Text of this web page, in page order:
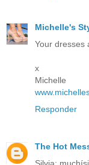
Michelle's
Your dresses
x
Michelle
Responder
The Hot
Silvia: